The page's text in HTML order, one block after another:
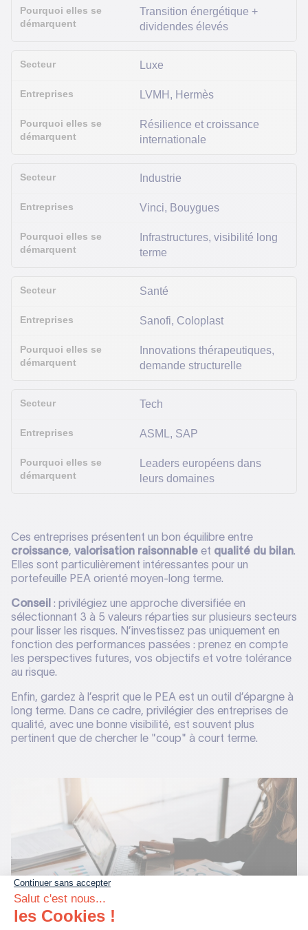
Transition énergétique +
dividendes élevés
Luxe
LVMH, Hermès
Résilience et croissance
internationale
Industrie
Vinci, Bouygues
Infrastructures, visibilité long
terme
Santé
Sanofi, Coloplast
Innovations thérapeutiques,
demande structurelle
Tech
ASML, SAP
Leaders européens dans
leurs domaines
Ces entreprises présentent un bon équilibre entre
croissance, valorisation raisonnable et qualité du bilan.
Elles sont particulièrement intéressantes pour un
portefeuille PEA orienté moyen-long terme.
Conseil : privilégiez une approche diversifiée en
sélectionnant 3 à 5 valeurs réparties sur plusieurs secteurs
pour lisser les risques. N’investissez pas uniquement en
fonction des performances passées : prenez en compte
les perspectives futures, vos objectifs et votre tolérance
au risque.
Enfin, gardez à l’esprit que le PEA est un outil d’épargne à
long terme. Dans ce cadre, privilégier des entreprises de
qualité, avec une bonne visibilité, est souvent plus
pertinent que de chercher le "coup" à court terme.